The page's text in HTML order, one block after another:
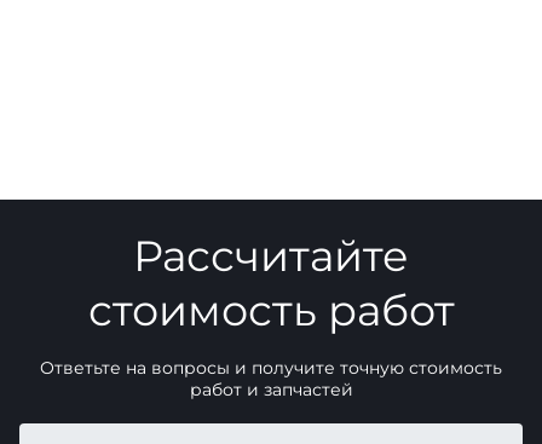
Рассчитайте
стоимость работ
Ответьте на вопросы и получите точную стоимость
работ и запчастей